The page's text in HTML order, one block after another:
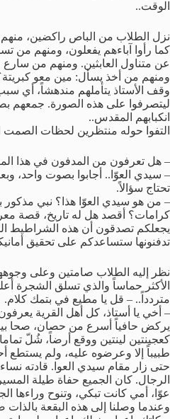
الوقت..
نزل الطلاب من الباص راكضين،
كما رأوا آباءهم يفعلون، ومنهم من
عن متناول العابثين. ومنهم من سارع
ومنهم من أخذ يسأل: مين معو
وقف الأستاذ يتأملهم مندهشاً، أي
ليتصرفوا على هذه الصورة. جمعهم
انكبابهم المقدس..
التفوا حوله منتظرين لحظات الصمت
– هل تعرفون من المدفون في هذا
– سيدي العوّا.. أجابوا بصوت واحد،
تحتاج سؤالاً.
– من هو سيدي العوّا هذا؟ نبي
كرامات؟ أقصد هل له تاريخ، قصة
يجعلكم تصدقون أن هذه الشراطيط
تدفنونها ستساعدكم على تحقيق
نظر إليه الطلاب صامتين وعلى
الأكثر حماساً والذي تسلق الشجرة
متردداً.. – قل يا مطيع في بتمك كلام.
– أخي يا أستاذ، كل أهل القرية
يركض حافياً أسرع من حصان، صحا بيوم
كعجينتين لينتين ووقع أرضاً، شُلّ
طبيباً إلا وعرضوه عليه، ولم يستطع
حتى زار مقام سيدي العوا. قادته
الرجال. كان الجميع حفاة طيلة
عوّا، أمي كانت تبكي، وتنوح وراءها
وعندما وصلنا إلى هذه البقعة